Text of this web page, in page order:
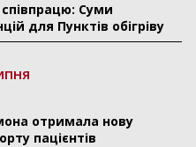
Суми
для Пунктів обігріву
отримала нову
пацієнтів